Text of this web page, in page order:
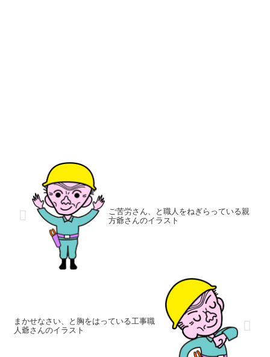
ご苦労さん、と職人をねぎらっている親
方爺さんのイラスト
まかせなさい、と胸をはっている工事職
人爺さんのイラスト